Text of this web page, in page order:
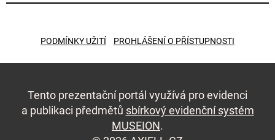
PODMÍNKY UŽITÍ PROHLÁŠENÍ O PŘÍSTUPNOSTI
Tento prezentační portál využívá pro evidenci
a publikaci předmětů sbírkový evidenční systém
MUSEION.